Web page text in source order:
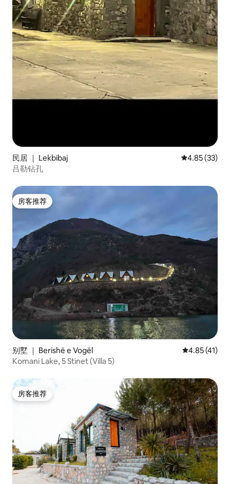
民居 ｜ Lekbibaj 平均评分
4.85 (33)
吕勒钻孔
房客推荐
房客推荐
别墅 ｜ Berishë e Vogël 平均评分
4.85 (41)
Komani Lake, 5 Stinet (Villa 5)
房客推荐
房客推荐